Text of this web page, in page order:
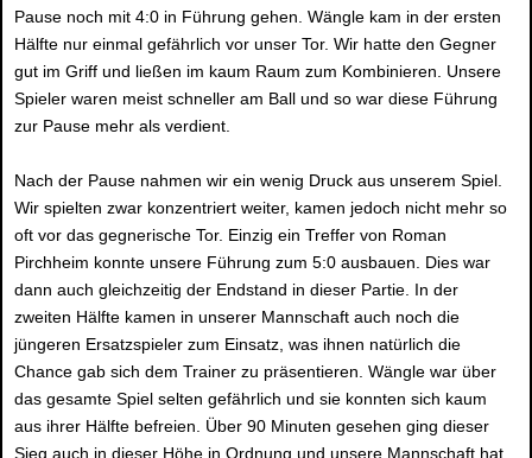
Pause noch mit 4:0 in Führung gehen. Wängle kam in der ersten
Hälfte nur einmal gefährlich vor unser Tor. Wir hatte den Gegner
gut im Griff und ließen im kaum Raum zum Kombinieren. Unsere
Spieler waren meist schneller am Ball und so war diese Führung
zur Pause mehr als verdient.
Nach der Pause nahmen wir ein wenig Druck aus unserem Spiel.
Wir spielten zwar konzentriert weiter, kamen jedoch nicht mehr so
oft vor das gegnerische Tor. Einzig ein Treffer von Roman
Pirchheim konnte unsere Führung zum 5:0 ausbauen. Dies war
dann auch gleichzeitig der Endstand in dieser Partie. In der
zweiten Hälfte kamen in unserer Mannschaft auch noch die
jüngeren Ersatzspieler zum Einsatz, was ihnen natürlich die
Chance gab sich dem Trainer zu präsentieren. Wängle war über
das gesamte Spiel selten gefährlich und sie konnten sich kaum
aus ihrer Hälfte befreien. Über 90 Minuten gesehen ging dieser
Sieg auch in dieser Höhe in Ordnung und unsere Mannschaft hat